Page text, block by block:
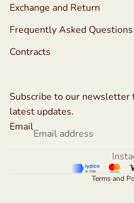
Exchange and Return
Frequently Asked Questions
Contracts
Subscribe to our newsletter
latest updates.
Email
Terms and